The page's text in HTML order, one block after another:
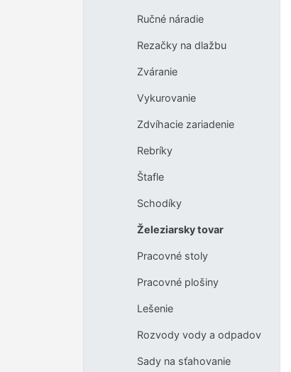
Ručné náradie
Rezačky na dlažbu
Zváranie
Vykurovanie
Zdvíhacie zariadenie
Rebríky
Štafle
Schodíky
Železiarsky tovar
Pracovné stoly
Pracovné plošiny
Lešenie
Rozvody vody a odpadov
Sady na sťahovanie